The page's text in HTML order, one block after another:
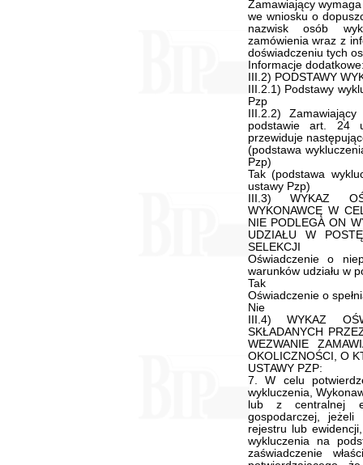
Zamawiający
we wniosku o
nazwisk osób
zamówienia wraz z
doświadczeniu tych
Informacje
III.2) PODSTAWY
III.2.1) Podstawy
Pzp
III.2.2)
podstawie art. 24
przewiduje
(podstawa
Pzp)
Tak (podstawa
ustawy Pzp)
III.3) WYKAZ
WYKONAWCĘ W
NIE PODLEGA ON
UDZIAŁU W
SELEKCJI
Oświadczenie o
warunków udziału w
Tak
Oświadczenie o
Nie
III.4) WYKAZ
SKŁADANYCH
WEZWANIE
OKOLICZNOŚCI, O
USTAWY PZP:
7. W celu
wykluczenia,
lub z centralnej
gospodarczej,
rejestru lub
wykluczenia na
zaświadczenie